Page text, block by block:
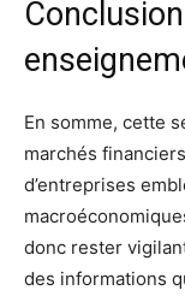
En somme, cette
marchés
d’entreprises
donc rester
des informations